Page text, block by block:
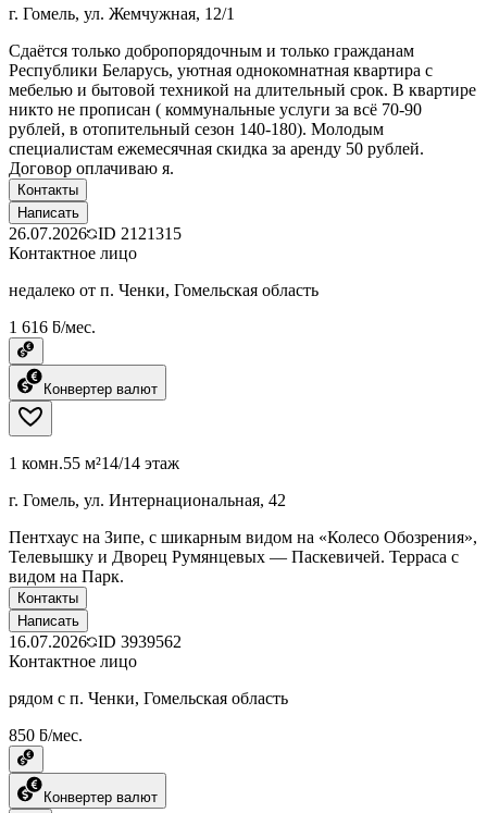
г. Гомель, ул. Жемчужная, 12/1
Сдаётся только добропорядочным и только гражданам
Республики Беларусь, уютная однокомнатная квартира с
мебелью и бытовой техникой на длительный срок. В квартире
никто не прописан ( коммунальные услуги за всё 70-90
рублей, в отопительный сезон 140-180). Молодым
специалистам ежемесячная скидка за аренду 50 рублей.
Договор оплачиваю я.
Контакты
Написать
26.07.2026 ID 2121315
Контактное лицо
недалеко от п. Ченки, Гомельская область
1 616 ƃ/мес.
Конвертер валют
1 комн.55 м²14/14 этаж
г. Гомель, ул. Интернациональная, 42
Пентхаус на Зипе, с шикарным видом на «Колесо Обозрения»,
Телевышку и Дворец Румянцевых — Паскевичей. Терраса с
видом на Парк.
Контакты
Написать
16.07.2026 ID 3939562
Контактное лицо
рядом с п. Ченки, Гомельская область
850 ƃ/мес.
Конвертер валют